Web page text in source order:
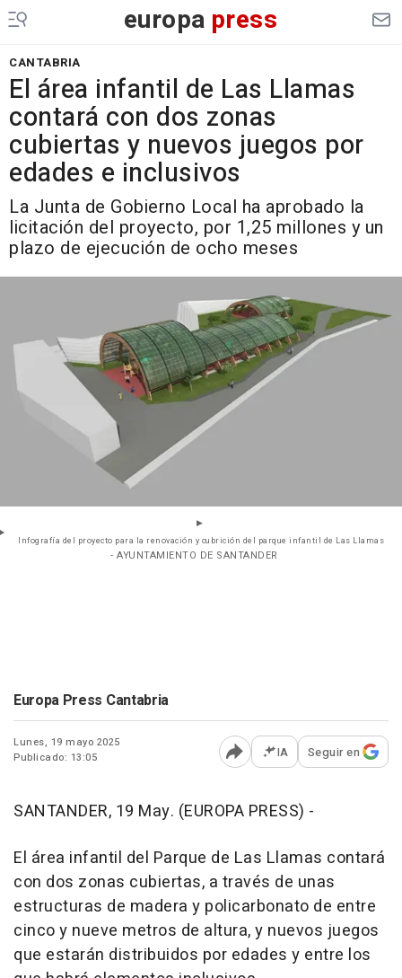
europa press
CANTABRIA
El área infantil de Las Llamas
contará con dos zonas
cubiertas y nuevos juegos por
edades e inclusivos
La Junta de Gobierno Local ha aprobado la
licitación del proyecto, por 1,25 millones y un
plazo de ejecución de ocho meses
Infografía del proyecto para la renovación y cubrición del parque infantil de Las Llamas
- AYUNTAMIENTO DE SANTANDER
Europa Press Cantabria
Lunes, 19 mayo 2025
Publicado: 13:05
Abrir opciones para
IA Seguir en
SANTANDER, 19 May. (EUROPA PRESS) -
El área infantil del Parque de Las Llamas contará
con dos zonas cubiertas, a través de unas
estructuras de madera y policarbonato de entre
cinco y nueve metros de altura, y nuevos juegos
que estarán distribuidos por edades y entre los